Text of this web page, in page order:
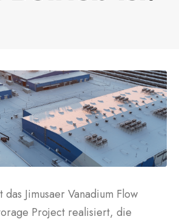
das Jimusaer Vanadium Flow
Project realisiert, die